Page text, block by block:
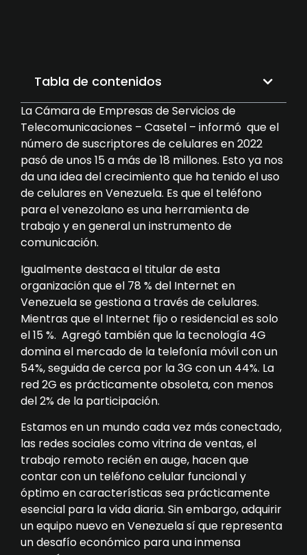
Tabla de contenidos
La Cámara de Empresas de Servicios de
Telecomunicaciones – Casetel – informó que el
número de suscriptores de celulares en 2022
pasó de unos 15 a más de 18 millones. Esto ya nos
da una idea del crecimiento que ha tenido el uso
de celulares en Venezuela. Es que el teléfono
para el venezolano es una herramienta de
trabajo y en general un instrumento de
comunicación.
Igualmente destaca el titular de esta
organización que el 78 % del Internet en
Venezuela se gestiona a través de celulares.
Mientras que el Internet fijo o residencial es solo
el 15 %. Agregó también que la tecnología 4G
domina el mercado de la telefonía móvil con un
54%, seguida de cerca por la 3G con un 44%. La
red 2G es prácticamente obsoleta, con menos
del 2% de la participación.
Estamos en un mundo cada vez más conectado,
las redes sociales como vitrina de ventas, el
trabajo remoto recién en auge, hacen que
contar con un teléfono celular funcional y
óptimo en características sea prácticamente
esencial para la vida diaria. Sin embargo, adquirir
un equipo nuevo en Venezuela sí que representa
un desafío económico para una inmensa